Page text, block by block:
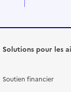
Solutions pour les
Soutien financier